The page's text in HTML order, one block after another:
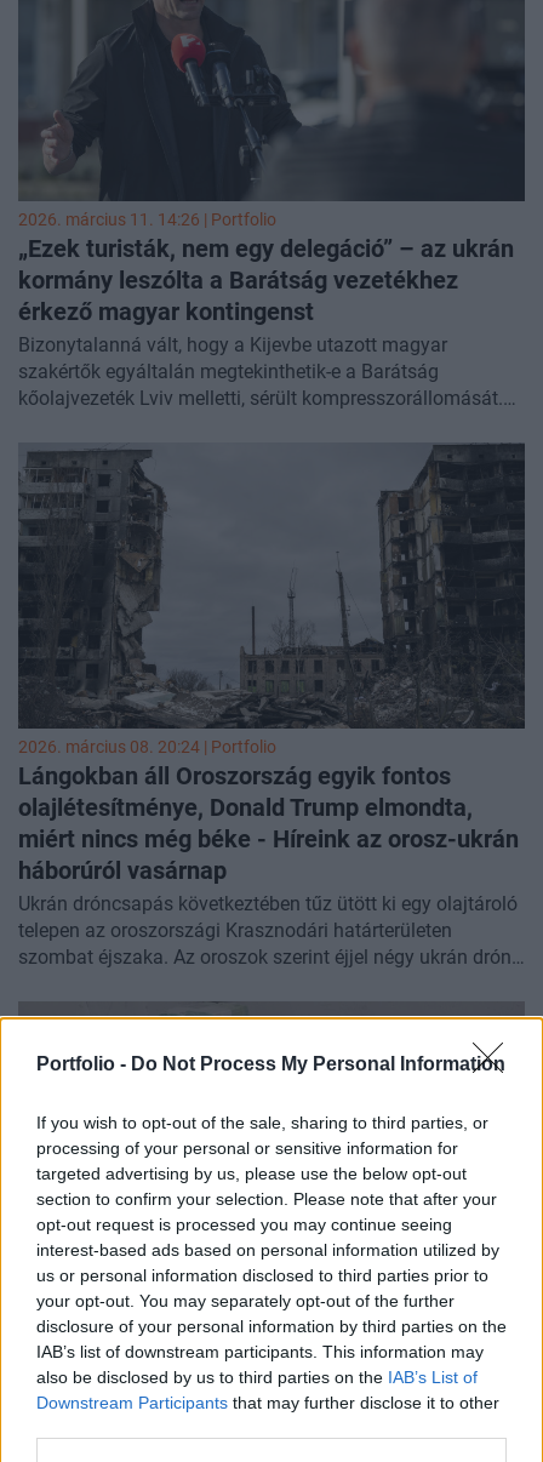
Portfolio - Do Not Process My Personal Information
If you wish to opt-out of the sale, sharing to third parties, or
processing of your personal or sensitive information for
targeted advertising by us, please use the below opt-out
section to confirm your selection. Please note that after your
opt-out request is processed you may continue seeing
interest-based ads based on personal information utilized by
us or personal information disclosed to third parties prior to
your opt-out. You may separately opt-out of the further
disclosure of your personal information by third parties on the
IAB’s list of downstream participants. This information may
also be disclosed by us to third parties on the IAB’s List of
Downstream Participants that may further disclose it to other
2026. március 11. 14:26 | Portfolio
„Ezek turisták, nem egy delegáció” – az ukrán
kormány leszólta a Barátság vezetékhez
érkező magyar kontingenst
Bizonytalanná vált, hogy a Kijevbe utazott magyar
szakértők egyáltalán megtekinthetik-e a Barátság
kőolajvezeték Lviv melletti, sérült kompresszorállomását.
Magyarországról érkezett csoport nem hivatalos delegáció,
hanem magánszemélyekből áll, akik turisztikai szabályok
szerint léptek be az országba.
2026. március 08. 20:24 | Portfolio
Lángokban áll Oroszország egyik fontos
olajlétesítménye, Donald Trump elmondta,
miért nincs még béke - Híreink az orosz-ukrán
háborúról vasárnap
Ukrán dróncsapás következtében tűz ütött ki egy olajtároló
telepen az oroszországi Krasznodári határterületen
szombat éjszaka. Az oroszok szerint éjjel négy ukrán drónt
Oroszország intenzíven bombázott több ukrán nagyvárost
Vasárnap hajnalban az orosz védelmi minisztérium
területek felett, az orosz erők pedig két ballisztikus
rakétával és 117 pilóta nélküli repülőgéppel támadták
Ukrajnát. Donald Trump amerikai elnök szombaton közölte,
hogy ukrajnai háború lezárását a két ország közötti
személyes ellenségeskedés akadályozza. Cikkünk
folyamatosan frissül az orosz-ukrán háború vasárnapi
fejleményeivel.
2026. március 07. 20:58 | Portfolio
Egyre többet tudni a Magyarországon elfoglalt
ukrán pénzszállító ügyéről: megszólalt a
Raiffeisen